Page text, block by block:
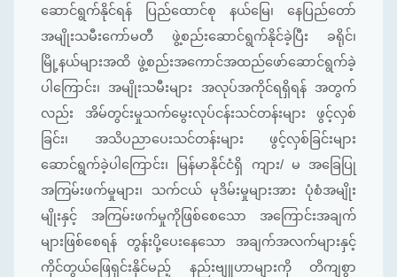
ဆောင်ရွက်နိုင်ရန် ပြည်ထောင်စု နယ်မြေ၊ နေပြည်တော်
အမျိုးသမီးကော်မတီ ဖွဲ့စည်းဆောင်ရွက်နိုင်ခဲ့ပြီး ခရိုင်၊
မြို့နယ်များအထိ ဖွဲ့စည်းအကောင်အထည်ဖော်ဆောင်ရွက်ခဲ့
ပါကြောင်း၊ အမျိုးသမီးများ အလုပ်အကိုင်ရရှိရန် အတွက်
လည်း အိမ်တွင်းမှုသက်မွေးလုပ်ငန်းသင်တန်းများ ဖွင့်လှစ်
ခြင်း၊ အသိပညာပေးသင်တန်းများ ဖွင့်လှစ်ခြင်းများ
ဆောင်ရွက်ခဲ့ပါကြောင်း၊ မြန်မာနိုင်ငံရှိ ကျား/ မ အခြေပြု
အကြမ်းဖက်မှုများ၊ သက်ငယ် မုဒိမ်းမှုများအား ပုံစံအမျိုး
မျိုးနှင့် အကြမ်းဖက်မှုကိုဖြစ်စေသော အကြောင်းအချက်
များဖြစ်စေရန် တွန်းပို့ပေးနေသော အချက်အလက်များနှင့်
ကိုင်တွယ်ဖြေရှင်းနိုင်မည့် နည်းဗျူဟာများကို တိကျစွာ